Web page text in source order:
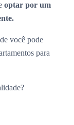
optar por um
você pode
para